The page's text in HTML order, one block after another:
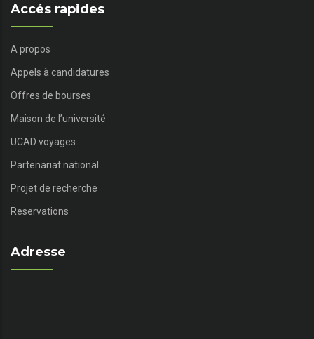
Accés rapides
A propos
Appels à candidatures
Offres de bourses
Maison de l’université
UCAD voyages
Partenariat national
Projet de recherche
Reservations
Adresse